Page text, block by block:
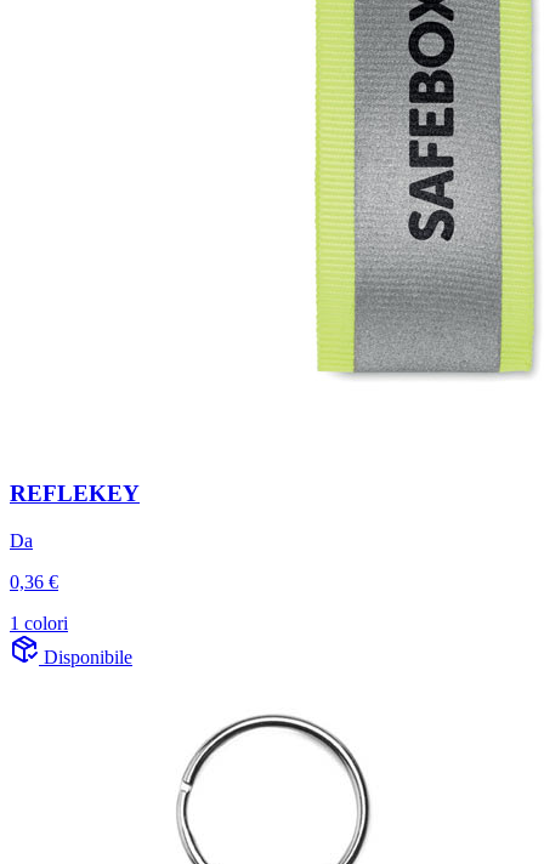
REFLEKEY
Da
0,36 €
1 colori
Disponibile